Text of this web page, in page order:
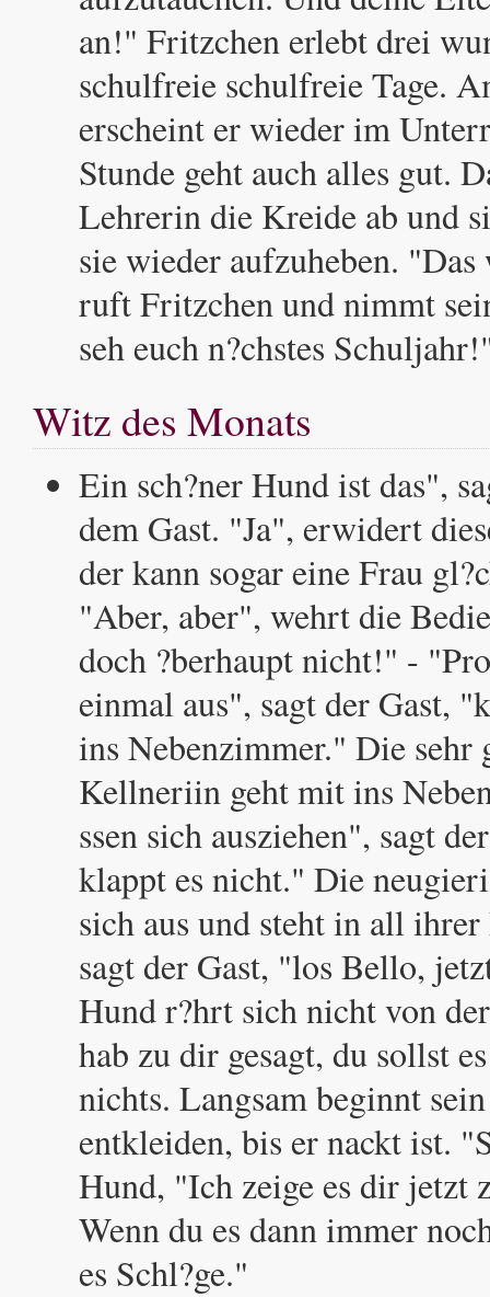
an!" Fritzchen erlebt drei
schulfreie schulfreie Tage.
erscheint er wieder im
Stunde geht auch alles gut.
Lehrerin die Kreide ab und
sie wieder aufzuheben. "Das
ruft Fritzchen und nimmt
seh euch n?chstes
Witz des Monats
Ein sch?ner Hund ist das",
dem Gast. "Ja", erwidert
der kann sogar eine Frau
"Aber, aber", wehrt die
doch ?berhaupt nicht!" -
einmal aus", sagt der Gast,
ins Nebenzimmer." Die sehr
Kellneriin geht mit ins
ssen sich ausziehen", sagt
klappt es nicht." Die
sich aus und steht in all
sagt der Gast, "los Bello,
Hund r?hrt sich nicht von
hab zu dir gesagt, du sollst
nichts. Langsam beginnt
entkleiden, bis er nackt ist.
Hund, "Ich zeige es dir jetzt
Wenn du es dann immer
es Schl?ge."